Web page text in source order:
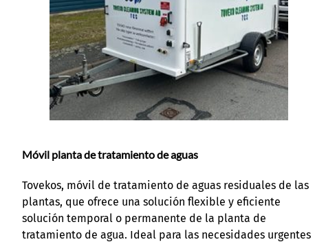
Móvil planta de tratamiento de aguas
Tovekos, móvil de tratamiento de aguas residuales de las
plantas, que ofrece una solución flexible y eficiente
solución temporal o permanente de la planta de
tratamiento de agua. Ideal para las necesidades urgentes